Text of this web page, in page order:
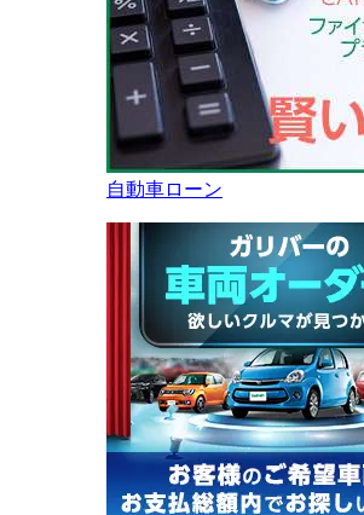
自動車ローン